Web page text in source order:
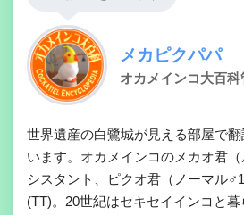
メカピクパパ
オカメインコ大百科
世界遺産の白鷺城が見える部屋で
います。オカメインコのメカオ君
シスタント、ピクオ君（ノーマル
(TT)。20世紀はセキセイインコと暮